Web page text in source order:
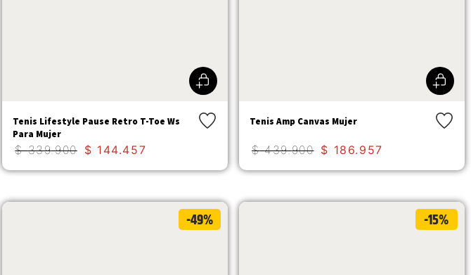
Tenis Lifestyle Pause Retro T-Toe Ws
Para Mujer
$ 339.900 $ 144.457
Tenis Amp Canvas Mujer
$ 439.900 $ 186. 957
-49% -15%